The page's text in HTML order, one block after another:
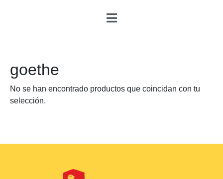
goethe
No se han encontrado productos que coincidan con tu
selección.